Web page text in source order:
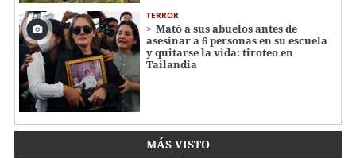
TERROR
Mató a sus abuelos antes de
asesinar a 6 personas en su escuela
y quitarse la vida: tiroteo en
Tailandia
MÁS VISTO